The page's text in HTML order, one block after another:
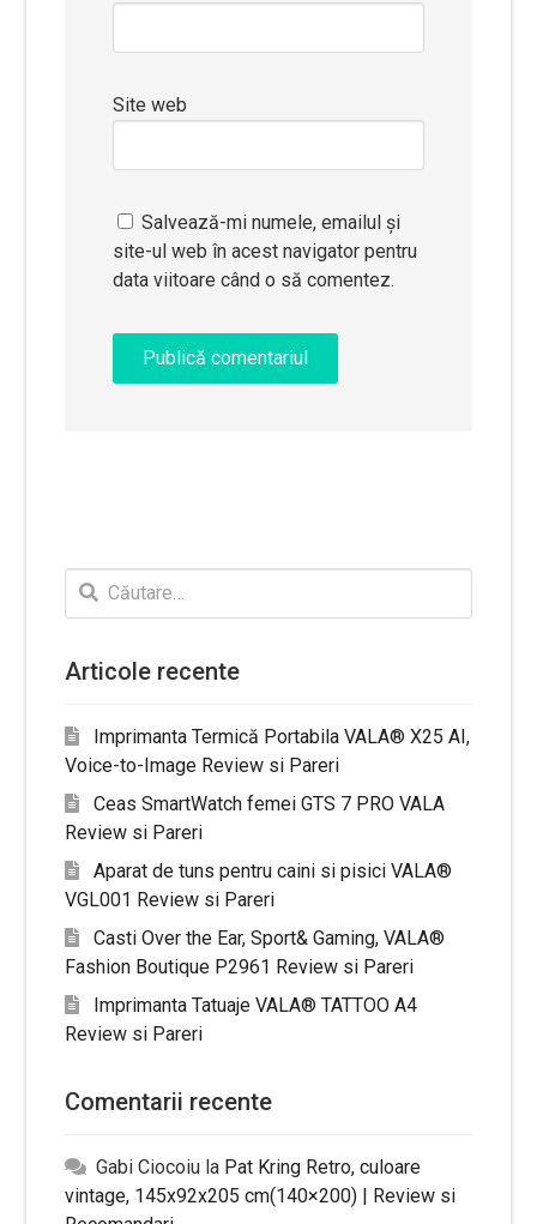
Site web
Salvează-mi numele, emailul și
site-ul web în acest navigator pentru
data viitoare când o să comentez.
Caută
după:
Articole recente
Imprimanta Termică Portabila VALA® X25 AI,
Voice-to-Image Review si Pareri
Ceas SmartWatch femei GTS 7 PRO VALA
Review si Pareri
Aparat de tuns pentru caini si pisici VALA®
VGL001 Review si Pareri
Casti Over the Ear, Sport& Gaming, VALA®
Fashion Boutique P2961 Review si Pareri
Imprimanta Tatuaje VALA® TATTOO A4
Review si Pareri
Comentarii recente
Gabi Ciocoiu la Pat Kring Retro, culoare
vintage, 145x92x205 cm(140×200) | Review si